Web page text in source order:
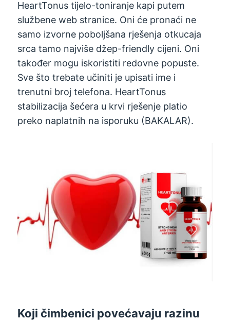
HeartTonus tijelo-toniranje kapi putem
službene web stranice. Oni će pronaći ne
samo izvorne poboljšana rješenja otkucaja
srca tamo najviše džep-friendly cijeni. Oni
također mogu iskoristiti redovne popuste.
Sve što trebate učiniti je upisati ime i
trenutni broj telefona. HeartTonus
stabilizacija šećera u krvi rješenje platio
preko naplatnih na isporuku (BAKALAR).
Koji čimbenici povećavaju razinu